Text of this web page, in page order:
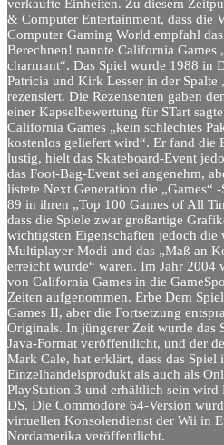
verkaufte Einheiten. Zu diesem
& Computer Entertainment, dass die
Computer Gaming World empfahl
Berechnen! nannte California Games
charmant“. Das Spiel wurde 1988 in
Patricia und Kirk Lesser in der Spalte
rezensiert. Die Rezensenten gaben
einer Kapselbewertung für STart
California Games „kein schlechtes
kostenlos geliefert wird“. Er fand die
lustig, hielt das Skateboard-Event
das Foot-Bag-Event sei angenehm,
listete Next Generation die „Games“
89 in ihren „Top 100 Games of All
dass die Spiele zwar großartige
wichtigsten Eigenschaften jedoch die
Multiplayer-Modi und das „Maß an
erreicht wurde“ waren. Im Jahr 2004
von California Games in die
Zeiten aufgenommen. Erbe Dem
Games II, aber die Fortsetzung
Originals. In jüngerer Zeit wurde das
Java-Format veröffentlicht, und der
Mark Cale, hat erklärt, dass das
Einzelhandelsprodukt als auch als
PlayStation 3 und erhältlich sein
DS. Die Commodore 64-Version
virtuellen Konsolendienst der Wii in
Nordamerika veröffentlicht.